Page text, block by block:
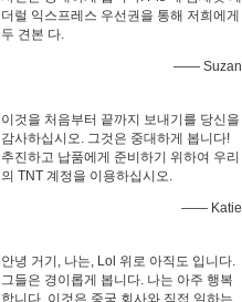
더럴 익스프레스 우선권을 통해 저희에게
두 견본 다.
—— Suzan
이것을 처음부터 끝까지 보내기를 당신을
감사하십시오. 그것은 중대하게 봅니다!
추진하고 납품에게 준비하기 위하여 우리
의 TNT 계정을 이용하십시오.
—— Katie
안녕 거기, 나는, Lol 위로 아직도 입니다.
그들은 경이롭게 봅니다. 나는 아주 행복
합니다. 이것은 중국 회사와 직접 일하는